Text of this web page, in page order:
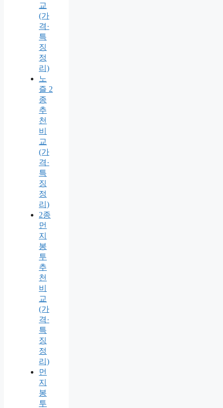
교
(가
격·
특
징
정
리)
노
즐 2
종
추
천
비
교
(가
격·
특
징
정
리)
2종
먼
지
봉
투
추
천
비
교
(가
격·
특
징
정
리)
먼
지
봉
투